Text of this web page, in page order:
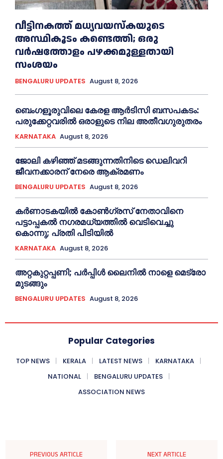
വീട്ടിനകത്ത് മധ്യവയസ്കയുടെ
അസ്ഥികൂടം കണ്ടെത്തി; ഒരു
വര്‍ഷത്തോളം പഴക്കമുള്ളതായി
സംശയം
BENGALURU UPDATES August 8, 2026
ബെംഗളൂരുവിലെ കേരള ആര്‍ടിസി ബസപകടം:
പരുക്കേറ്റവരില്‍ ഒരാളുടെ നില അതീവഗുരുതരം
KARNATAKA August 8, 2026
ജോലി കഴിഞ്ഞ് മടങ്ങുന്നതിനിടെ ഡെലിവറി
ജീവനക്കാരന് നേരെ ആക്രമണം
BENGALURU UPDATES August 8, 2026
കർണാടകയിൽ കോണ്‍ഗ്രസ് നേതാവിനെ
പട്ടാപ്പകല്‍ നഗരമധ്യത്തില്‍ വെടിവെച്ചു
കൊന്നു; പ്രതി പിടിയില്‍
KARNATAKA August 8, 2026
അറ്റകുറ്റപ്പണി; പർപ്പിൾ ലൈനില്‍ നാളെ മെട്രോ
മുടങ്ങും
BENGALURU UPDATES August 8, 2026
Popular Categories
TOP NEWS KERALA LATEST NEWS
KARNATAKA
NATIONAL
BENGALURU UPDATES
ASSOCIATION NEWS
PREVIOUS ARTICLE NEXT ARTICLE